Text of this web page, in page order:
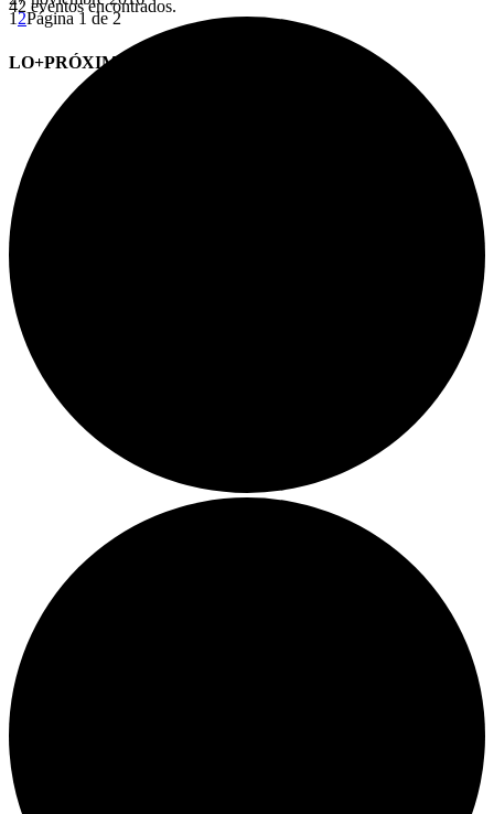
12Página 1 de 2
LO+PRÓXIMO (CITAS)
42 eventos encontrados.